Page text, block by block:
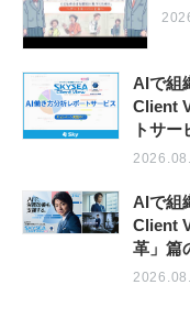
AIで組
Client
トサー
AIで組
Client
革」篇